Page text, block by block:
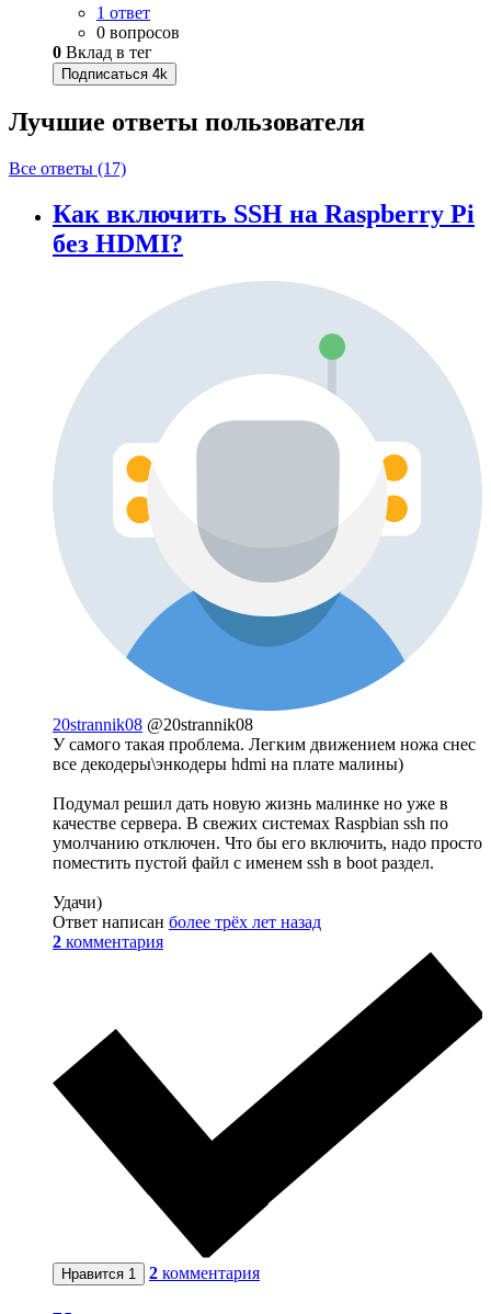
1 ответ
0 вопросов
0 Вклад в тег
Подписаться 4k
Лучшие ответы пользователя
Все ответы (17)
Как включить SSH на Raspberry Pi
без HDMI?
20strannik08 @20strannik08
У самого такая проблема. Легким движением ножа снес
все декодеры\энкодеры hdmi на плате малины)
Подумал решил дать новую жизнь малинке но уже в
качестве сервера. В свежих системах Raspbian ssh по
умолчанию отключен. Что бы его включить, надо просто
поместить пустой файл с именем ssh в boot раздел.
Удачи)
Ответ написан более трёх лет назад
2 комментария
Нравится 1 2 комментария